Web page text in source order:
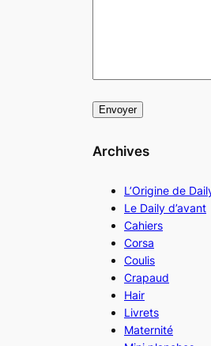
Archives
L’Origine de
Le Daily d’avant
Cahiers
Corsa
Coulis
Crapaud
Hair
Livrets
Maternité